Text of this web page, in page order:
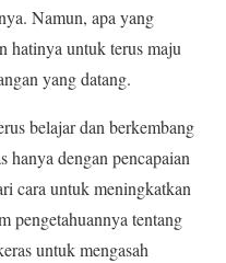
Namun, apa yang
hatinya untuk terus maju
yang datang.
belajar dan berkembang
hanya dengan pencapaian
cara untuk meningkatkan
pengetahuannya tentang
untuk mengasah